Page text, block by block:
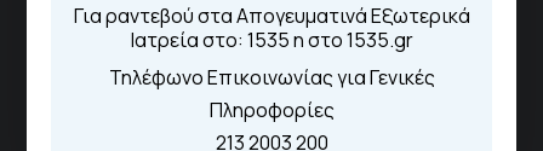
Για ραντεβού στα Απογευματινά Εξωτερικά
Ιατρεία στο: 1535 η στο 1535.gr
Τηλέφωνο Επικοινωνίας για Γενικές
Πληροφορίες
213 2003 200
Γενικό Νοσοκομείο
Αττικής «Σισμανόγλειο»
Γενικό Νοσοκομείο Παίδων